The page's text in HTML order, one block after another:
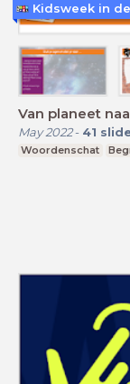
Van planeet
May 2022- 41
Woordenschat
Kidsweek in